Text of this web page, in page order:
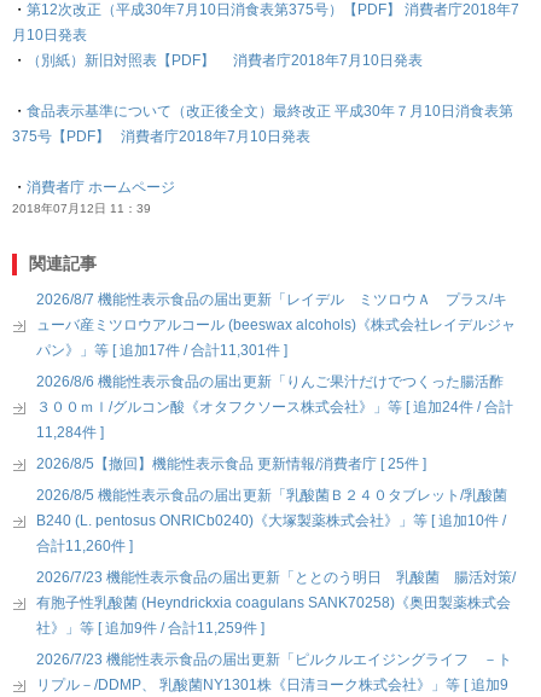
・ 第12次改正（平成30年7月10日消食表第375号）【PDF】 消費者庁2018年7
月10日発表
・
（別紙）新旧対照表【PDF】 消費者庁2018年7月10日発表
・ 食品表示基準について（改正後全文）最終改正 平成30年７月10日消食表第
375号【PDF】 消費者庁2018年7月10日発表
・ 消費者庁 ホームページ
2018年07月12日 11：39
関連記事
2026/8/7 機能性表示食品の届出更新「レイデル ミツロウＡ プラス/キ
ューバ産ミツロウアルコール (beeswax alcohols)《株式会社レイデルジャ
パン》」等 [ 追加17件 / 合計11,301件 ]
2026/8/6 機能性表示食品の届出更新「りんご果汁だけでつくった腸活酢
３００ｍｌ/グルコン酸《オタフクソース株式会社》」等 [ 追加24件 / 合計
11,284件 ]
2026/8/5【撤回】機能性表示食品 更新情報/消費者庁 [ 25件 ]
2026/8/5 機能性表示食品の届出更新「乳酸菌Ｂ２４０タブレット/乳酸菌
B240 (L. pentosus ONRICb0240)《大塚製薬株式会社》」等 [ 追加10件 /
合計11,260件 ]
2026/7/23 機能性表示食品の届出更新「ととのう明日 乳酸菌 腸活対策/
有胞子性乳酸菌 (Heyndrickxia coagulans SANK70258)《奥田製薬株式会
社》」等 [ 追加9件 / 合計11,259件 ]
2026/7/23 機能性表示食品の届出更新「ピルクルエイジングライフ －ト
リプル－/DDMP、 乳酸菌NY1301株《日清ヨーク株式会社》」等 [ 追加9